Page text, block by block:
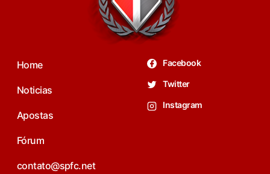
Home
Noticias
Apostas
Fórum
contato@spfc.net
Facebook
Twitter
Instagram